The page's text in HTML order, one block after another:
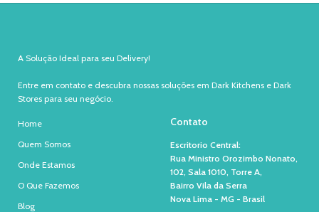
A Solução Ideal para seu Delivery!
Entre em contato e descubra nossas soluções em Dark Kitchens e Dark
Stores para seu negócio.
Home
Quem Somos
Onde Estamos
O Que Fazemos
Blog
Contato
Escritorio Central:
Rua Ministro Orozimbo Nonato,
102, Sala 1010, Torre A,
Bairro Vila da Serra
Nova Lima - MG - Brasil